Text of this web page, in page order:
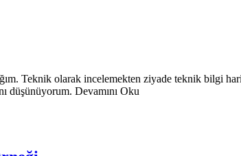
Teknik olarak incelemekten ziyade teknik bilgi
düşünüyorum. Devamını Oku